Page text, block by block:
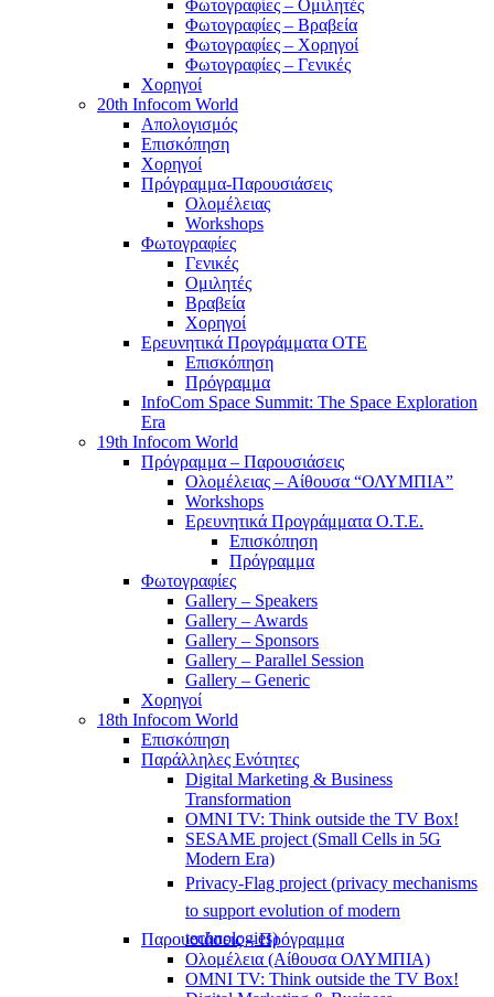
Φωτογραφίες – Ομιλητές
Φωτογραφίες – Βραβεία
Φωτογραφίες – Χορηγοί
Φωτογραφίες – Γενικές
Χορηγοί
20th Infocom World
Απολογισμός
Επισκόπηση
Χορηγοί
Πρόγραμμα-Παρουσιάσεις
Ολομέλειας
Workshops
Φωτογραφίες
Γενικές
Ομιλητές
Βραβεία
Χορηγοί
Ερευνητικά Προγράμματα ΟΤΕ
Επισκόπηση
Πρόγραμμα
InfoCom Space Summit: The Space Exploration
Era
19th Infocom World
Πρόγραμμα – Παρουσιάσεις
Ολομέλειας – Αίθουσα “ΟΛΥΜΠΙΑ”
Workshops
Ερευνητικά Προγράμματα Ο.Τ.Ε.
Επισκόπηση
Πρόγραμμα
Φωτογραφίες
Gallery – Speakers
Gallery – Awards
Gallery – Sponsors
Gallery – Parallel Session
Gallery – Generic
Χορηγοί
18th Infocom World
Επισκόπηση
Παράλληλες Ενότητες
Digital Marketing & Business
Transformation
OMNI TV: Think outside the TV Box!
SESAME project (Small Cells in 5G
Modern Era)
Privacy-Flag project (privacy mechanisms
to support evolution of modern
technologies)
Παρουσιάσεις – Πρόγραμμα
Ολομέλεια (Αίθουσα ΟΛΥΜΠΙΑ)
OMNI TV: Think outside the TV Box!